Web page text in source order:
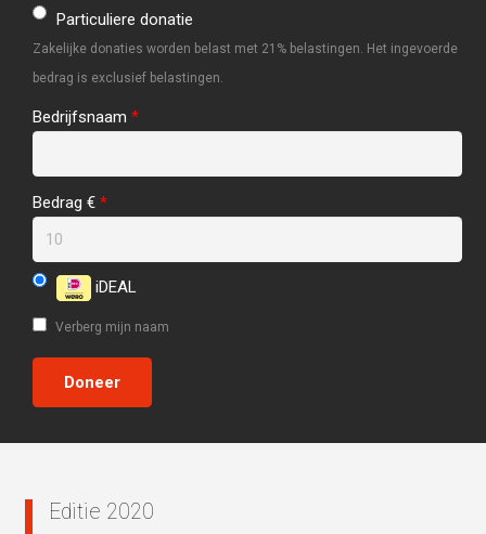
Particuliere donatie
Zakelijke donaties worden belast met 21% belastingen. Het ingevoerde
bedrag is exclusief belastingen.
Bedrijfsnaam *
Bedrag € *
iDEAL
Verberg mijn naam
Editie 2020